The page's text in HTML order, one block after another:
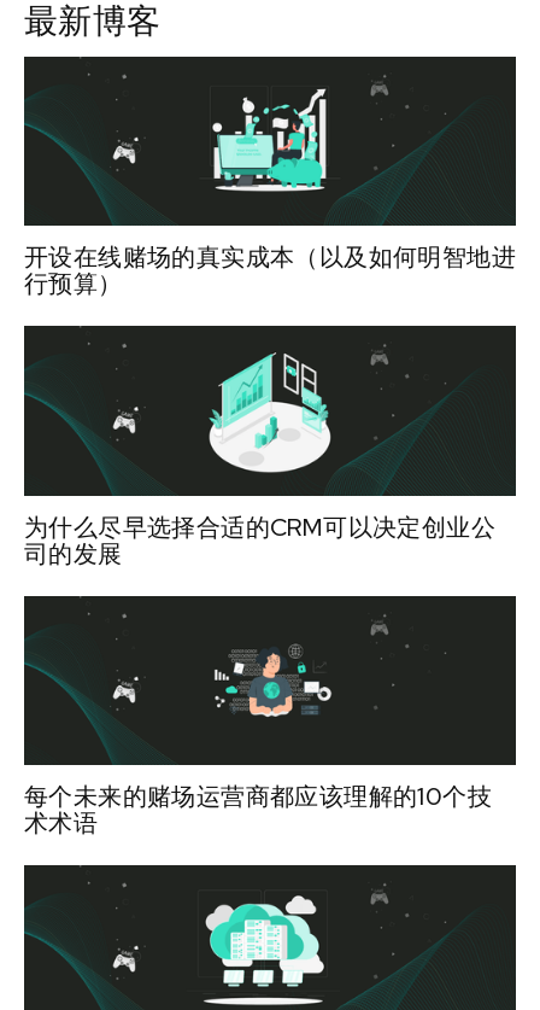
最新博客
开设在线赌场的真实成本（以及如何明智地进
行预算）
为什么尽早选择合适的CRM可以决定创业公
司的发展
每个未来的赌场运营商都应该理解的10个技
术术语